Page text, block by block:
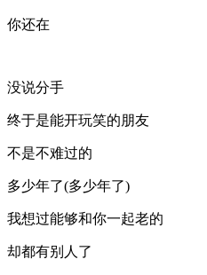
你还在
没说分手
终于是能开玩笑的朋友
不是不难过的
多少年了(多少年了)
我想过能够和你一起老的
却都有别人了